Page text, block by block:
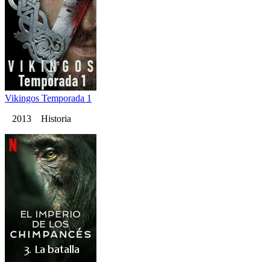
Vikingos Temporada 1
2013 Historia